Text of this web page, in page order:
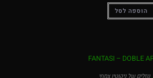
הוספה לסל
,נוזלים של ניקוטין צמחי